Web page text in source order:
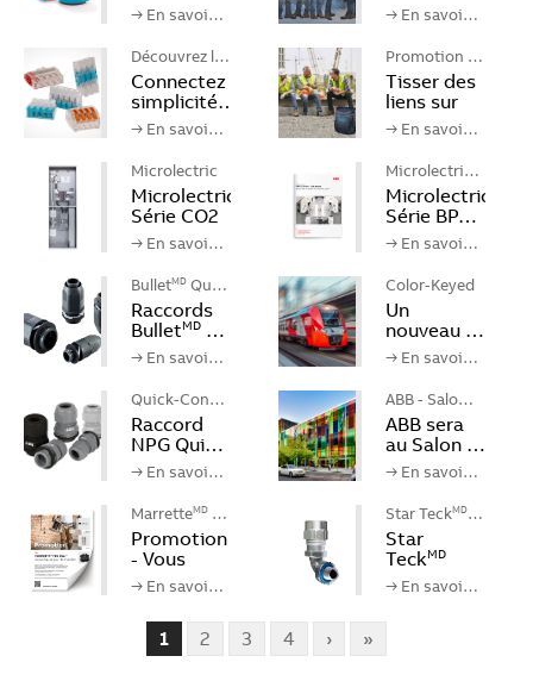
→ En savoi… → En savoi…
Découvrez l…
Connectez
simplicité…
→ En savoi…
Promotion T…
Tisser des
liens sur
l…
→ En savoi…
Microlectric
Microlectric
Série CO2
→ En savoi…
Microlectric
Microlectric
Série BP…
→ En savoi…
BulletMDQui…
Raccords
BulletMD…
→ En savoi…
Color-Keyed
Un
nouveau …
→ En savoi…
Quick-Conn…
Raccord
NPG Qui…
→ En savoi…
ABB - Salo…
ABB sera
au Salon …
→ En savoi…
MarretteMD-…
Promotion
- Vous
ave…
→ En savoi…
Star TeckMD…
Star
TeckMD
série ST…
→ En savoi…
1 2 3 4 › »